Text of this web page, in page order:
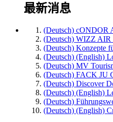
最新消息
(Deutsch)
(Deutsch) WIZZ
(Deutsch) Konzepte
(Deutsch) (English)
(Deutsch) MV
(Deutsch) FACK JU
(Deutsch) Discover
(Deutsch) (English)
(Deutsch)
(Deutsch) (English)